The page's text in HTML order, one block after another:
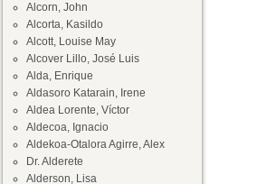
Alcorn, John
Alcorta, Kasildo
Alcott, Louise May
Alcover Lillo, José Luis
Alda, Enrique
Aldasoro Katarain, Irene
Aldea Lorente, Víctor
Aldecoa, Ignacio
Aldekoa-Otalora Agirre, Alex
Dr. Alderete
Alderson, Lisa